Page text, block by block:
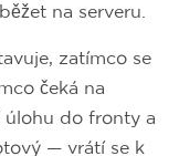
na serveru.
zatímco se
čeká na
úlohu do fronty a
— vrátí se k